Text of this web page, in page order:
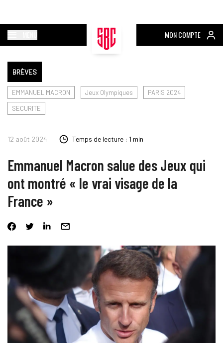
MON COMPTE
BRÈVES
EMMANUEL MACRON Jeux Olympiques
PARIS 2024
SECURITE
12 août 2024 Temps de lecture : 1 min
Emmanuel Macron salue des Jeux qui
ont montré « le vrai visage de la
France »